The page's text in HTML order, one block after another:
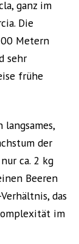
, ganz im
. Die
Metern
sehr
frühe
der
ca. 2 kg
Beeren
das
im